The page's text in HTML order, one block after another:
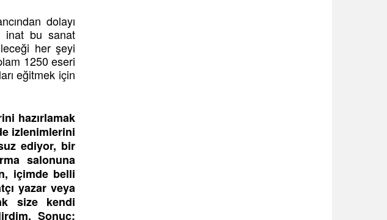
dolayı
inat bu sanat
her şeyi
1250 eseri
eğitmek için
hazırlamak
izlenimlerini
ediyor, bir
salonuna
içimde belli
yazar veya
size kendi
Sonuç: